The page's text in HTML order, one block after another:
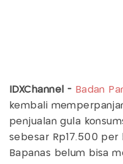
IDXChannel - Badan
kembali
penjualan gula
sebesar Rp17.500 per
Bapanas belum bisa